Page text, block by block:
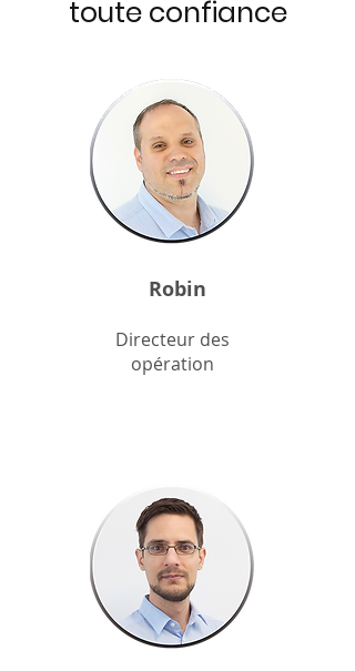
toute confiance
Robin
Directeur des
opération